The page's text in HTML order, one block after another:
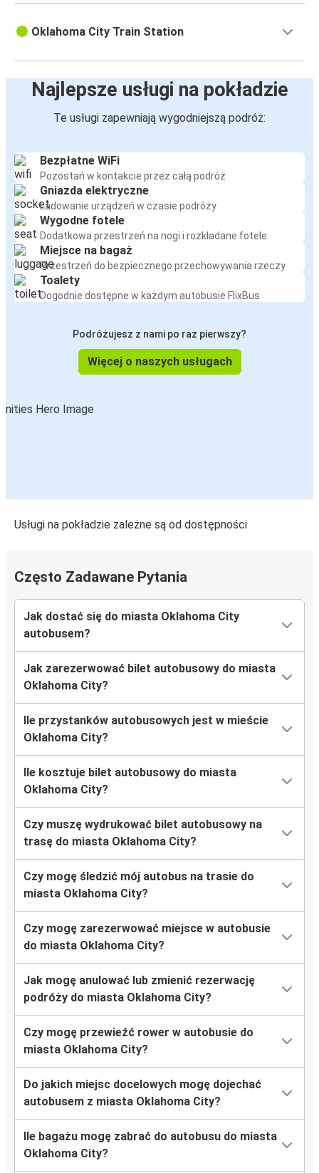
Oklahoma City Train Station
Najlepsze usługi na pokładzie
Te usługi zapewniają wygodniejszą podróż:
Bezpłatne WiFi
Pozostań w kontakcie przez całą podróż
Gniazda elektryczne
Ładowanie urządzeń w czasie podróży
Wygodne fotele
Dodatkowa przestrzeń na nogi i rozkładane fotele
Miejsce na bagaż
Przestrzeń do bezpiecznego przechowywania rzeczy
Toalety
Dogodnie dostępne w każdym autobusie FlixBus
Podróżujesz z nami po raz pierwszy?
Więcej o naszych usługach
Usługi na pokładzie zależne są od dostępności
Często Zadawane Pytania
Jak dostać się do miasta Oklahoma City
autobusem?
Jak zarezerwować bilet autobusowy do miasta
Oklahoma City?
Ile przystanków autobusowych jest w mieście
Oklahoma City?
Ile kosztuje bilet autobusowy do miasta
Oklahoma City?
Czy muszę wydrukować bilet autobusowy na
trasę do miasta Oklahoma City?
Czy mogę śledzić mój autobus na trasie do
miasta Oklahoma City?
Czy mogę zarezerwować miejsce w autobusie
do miasta Oklahoma City?
Jak mogę anulować lub zmienić rezerwację
podróży do miasta Oklahoma City?
Czy mogę przewieźć rower w autobusie do
miasta Oklahoma City?
Do jakich miejsc docelowych mogę dojechać
autobusem z miasta Oklahoma City?
Ile bagażu mogę zabrać do autobusu do miasta
Oklahoma City?